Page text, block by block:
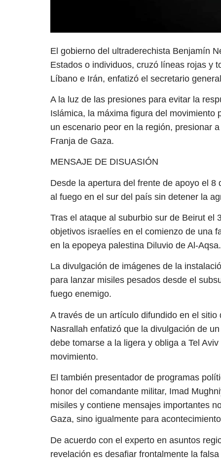
El gobierno del ultraderechista Benjamín
Estados o individuos, cruzó líneas rojas y
Líbano e Irán, enfatizó el secretario
A la luz de las presiones para evitar la
Islámica, la máxima figura del
un escenario peor en la región, presionar
Franja de Gaza.
MENSAJE DE DISUASIÓN
Desde la apertura del frente de apoyo el
al fuego en el sur del país sin detener la
Tras el ataque al suburbio sur de Beirut el
objetivos israelíes en el comienzo de una
en la epopeya palestina Diluvio de Al-Aqsa.
La divulgación de imágenes de la
para lanzar misiles pesados desde el
fuego enemigo.
A través de un artículo difundido en el
Nasrallah enfatizó que la divulgación de
debe tomarse a la ligera y obliga a Tel
movimiento.
El también presentador de programas
honor del comandante militar, Imad
misiles y contiene mensajes importantes
Gaza, sino igualmente para
De acuerdo con el experto en asuntos
revelación es desafiar frontalmente la